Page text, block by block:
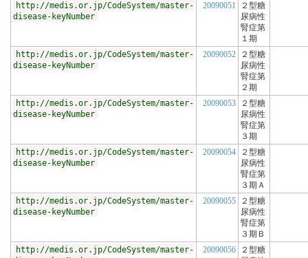
http://medis.or.jp/CodeSystem/master-
disease-keyNumber
20090051
２型糖
尿病性
腎症第
１期
http://medis.or.jp/CodeSystem/master-
disease-keyNumber
20090052
２型糖
尿病性
腎症第
２期
http://medis.or.jp/CodeSystem/master-
disease-keyNumber
20090053
２型糖
尿病性
腎症第
３期
http://medis.or.jp/CodeSystem/master-
disease-keyNumber
20090054
２型糖
尿病性
腎症第
３期Ａ
http://medis.or.jp/CodeSystem/master-
disease-keyNumber
20090055
２型糖
尿病性
腎症第
３期Ｂ
http://medis.or.jp/CodeSystem/master-
20090056
２型糖